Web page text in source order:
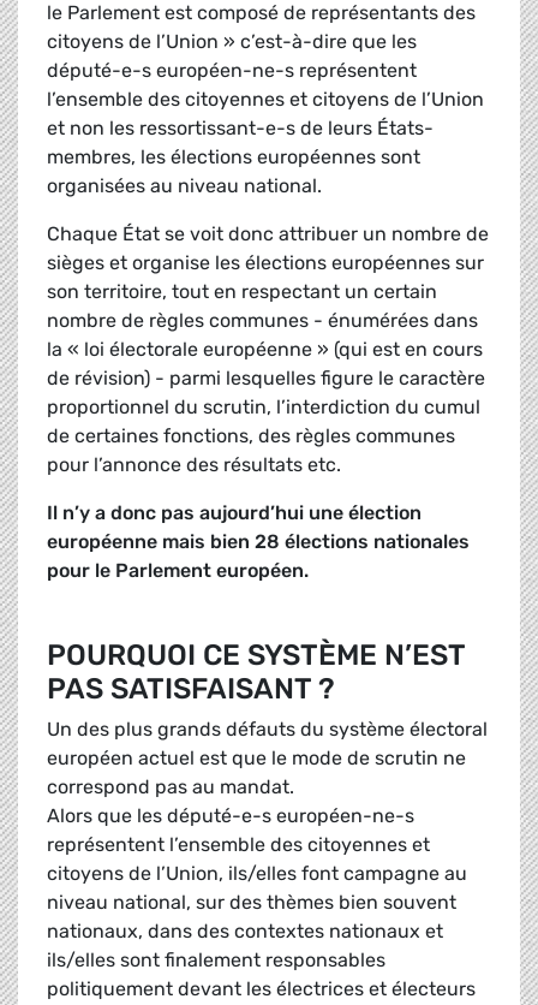
le Parlement est composé de représentants des
citoyens de l’Union » c’est-à-dire que les
député-e-s européen-ne-s représentent
l’ensemble des citoyennes et citoyens de l’Union
et non les ressortissant-e-s de leurs États-
membres, les élections européennes sont
organisées au niveau national.
Chaque État se voit donc attribuer un nombre de
sièges et organise les élections européennes sur
son territoire, tout en respectant un certain
nombre de règles communes - énumérées dans
la « loi électorale européenne » (qui est en cours
de révision) - parmi lesquelles figure le caractère
proportionnel du scrutin, l’interdiction du cumul
de certaines fonctions, des règles communes
pour l’annonce des résultats etc.
Il n’y a donc pas aujourd’hui une élection
européenne mais bien 28 élections nationales
pour le Parlement européen.
POURQUOI CE SYSTÈME N’EST
PAS SATISFAISANT ?
Un des plus grands défauts du système électoral
européen actuel est que le mode de scrutin ne
correspond pas au mandat.
Alors que les député-e-s européen-ne-s
représentent l’ensemble des citoyennes et
citoyens de l’Union, ils/elles font campagne au
niveau national, sur des thèmes bien souvent
nationaux, dans des contextes nationaux et
ils/elles sont finalement responsables
politiquement devant les électrices et électeurs